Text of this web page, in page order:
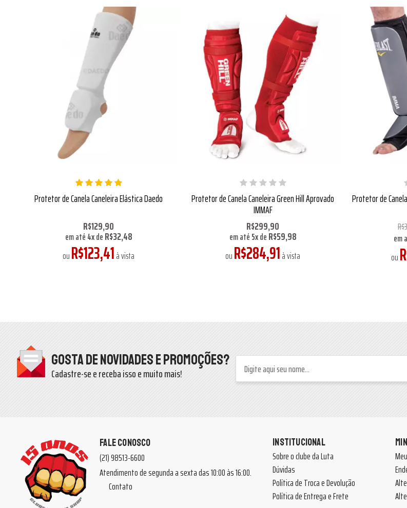
Protetor de Canela Caneleira Elástica Daedo
R$129,90
em até4xdeR$32,48
ouR$123,41à vista
Protetor de Canela Caneleira Green Hill Aprovado
IMMAF
R$299,90
em até5xdeR$59,98
ouR$284,91à vista
Protetor de
em
ou
Gosta de novidades e promoções?
Cadastre-se e receba isso e muito mais!
FALE CONOSCO
(21) 98513-6600
Atendimento de segunda a sexta das 10:00 às 16:00.
Contato
INSTITUCIONAL
Sobre o clube da Luta
Dúvidas
Política de Troca e Devolução
Política de Entrega e Frete